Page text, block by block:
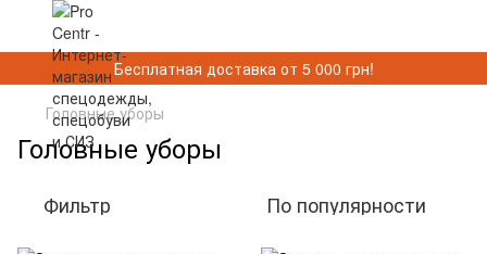
Бесплатная доставка от 5 000 грн!
Головные уборы
Головные уборы
Фильтр По популярности